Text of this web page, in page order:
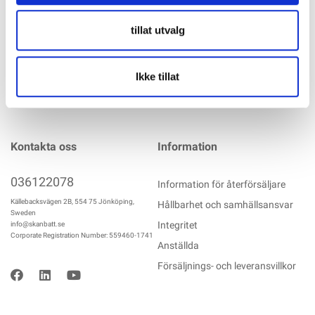
tillat utvalg
Ikke tillat
mer info
Kontakta oss
036122078
Källebacksvägen 2B, 554 75 Jönköping,
Sweden
info@skanbatt.se
Corporate Registration Number: 559460-1741
Information
Information för återförsäljare
Hållbarhet och samhällsansvar
Integritet
Anställda
Försäljnings- och leveransvillkor